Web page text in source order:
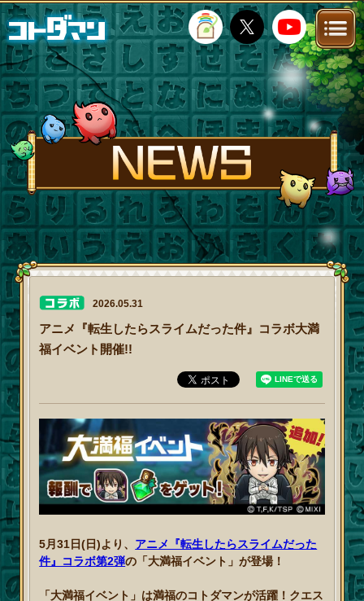
TOP STORY NEWS
FANKIT FAQ
2026.05.31
アニメ『転生したらスライムだった件』コラボ大満
福イベント開催!!
5月31日(日)より、 アニメ『転生したらスライムだった
件』コラボ第2弾の「大満福イベント」が登場！
「大満福イベント」は満福のコトダマンが活躍！クエス